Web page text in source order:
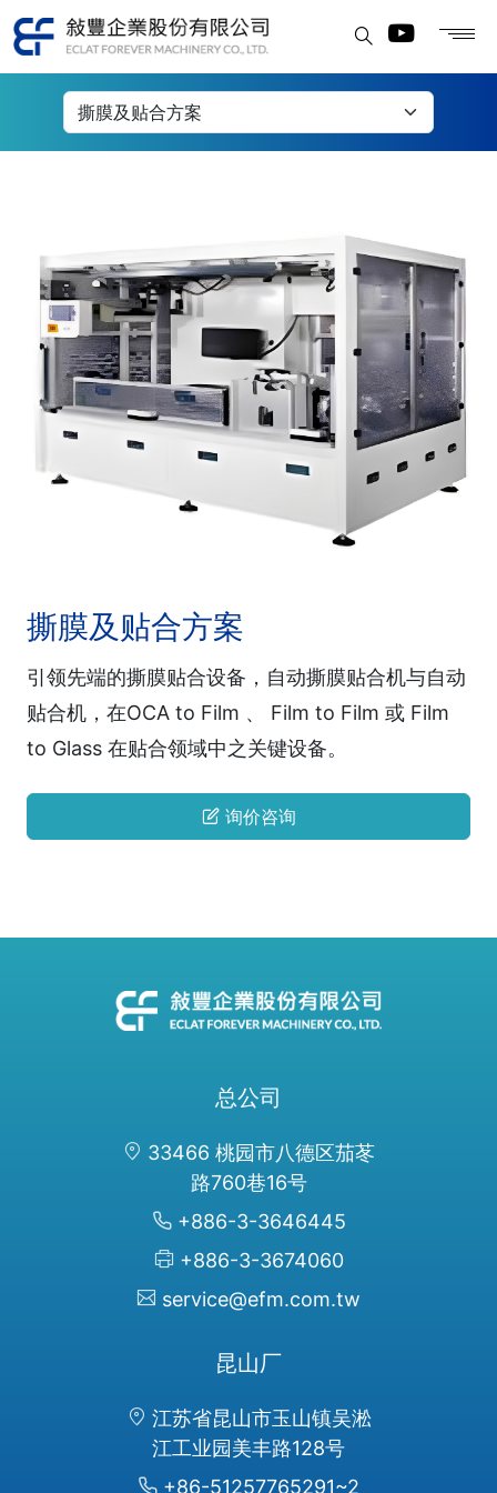
离型取下贴合及撕膜设备
撕膜及贴合方案
引领先端的撕膜贴合设备，自动撕膜贴合机与自动
贴合机，在OCA to Film 、 Film to Film 或 Film
to Glass 在贴合领域中之关键设备。
询价咨询
总公司
33466 桃园市八德区茄苳
路760巷16号
+886-3-3646445
+886-3-3674060
service@efm.com.tw
昆山厂
江苏省昆山市玉山镇吴淞
江工业园美丰路128号
+86-51257765291~2